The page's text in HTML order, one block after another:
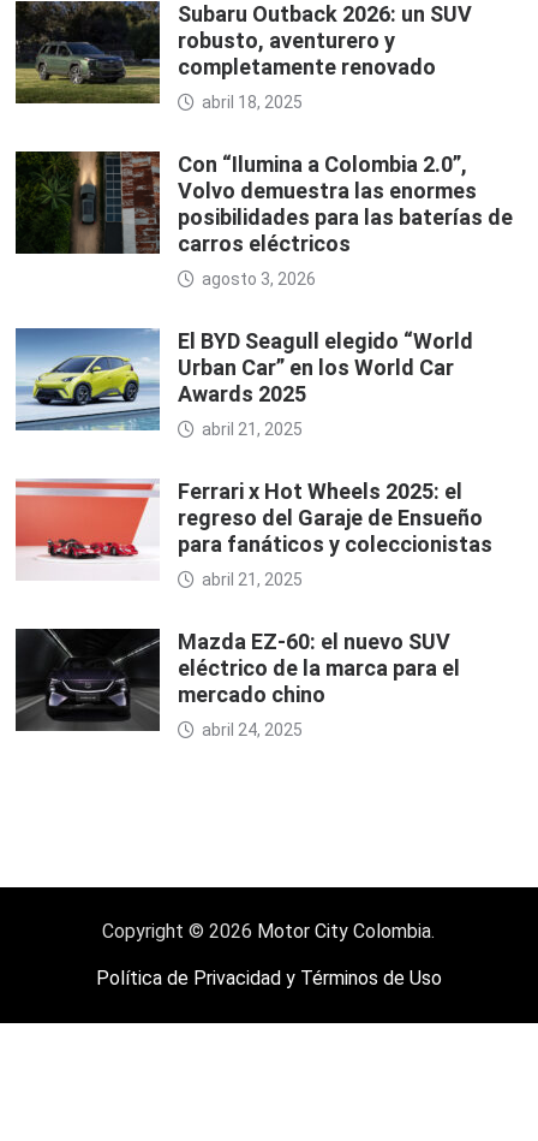
Subaru Outback 2026: un SUV
robusto, aventurero y
completamente renovado
abril 18, 2025
Con “Ilumina a Colombia 2.0”,
Volvo demuestra las enormes
posibilidades para las baterías de
carros eléctricos
agosto 3, 2026
El BYD Seagull elegido “World
Urban Car” en los World Car
Awards 2025
abril 21, 2025
Ferrari x Hot Wheels 2025: el
regreso del Garaje de Ensueño
para fanáticos y coleccionistas
abril 21, 2025
Mazda EZ-60: el nuevo SUV
eléctrico de la marca para el
mercado chino
abril 24, 2025
Copyright © 2026 Motor City Colombia.
Política de Privacidad y Términos de Uso